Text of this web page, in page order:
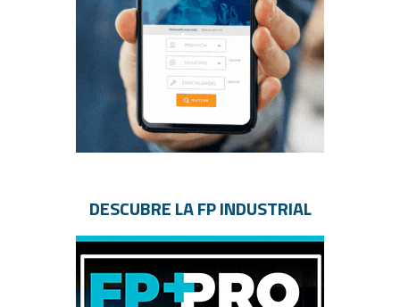
DESCUBRE LA FP INDUSTRIAL